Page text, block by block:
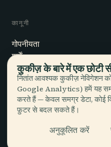
कानूनी
गोपनीयता
शर्तें
कुकी सेटिंग्स
खाता हटाएँ
© 2026 Audiala · मोर्ज,
iOS · Android · Web
EN · FR ·
कुकीज़ के बारे में एक छोटी
नितांत आवश्यक कुकीज़ नेविगेशन
Google Analytics) हमें यह
करते हैं — केवल समग्र डेटा, कोई
फ़ुटर से बदल सकते हैं।
अनुकूलित करें